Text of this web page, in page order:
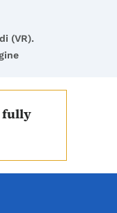
(VR).
fully